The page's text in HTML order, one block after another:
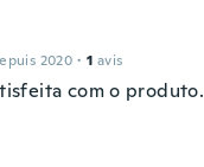
2020 · 1 avis
com o produto.